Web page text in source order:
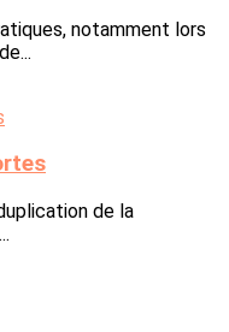
notamment lors
de la